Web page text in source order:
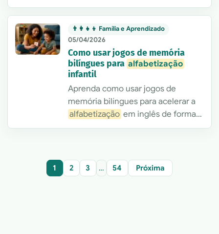
dislexia, com critérios objetivos,
exemplos de atividades, erros
comuns e um framework prático
para avaliação e aplicação clínica ou
escolar.
👨‍👩‍👧‍👦 Família e Aprendizado
05/04/2026
Como usar jogos de memória
bilíngues para alfabetização
infantil
Aprenda como usar jogos de
memória bilíngues para acelerar a
alfabetização em inglês de forma
divertida e eficaz em casa.
1 2 3 … 54 Próxima